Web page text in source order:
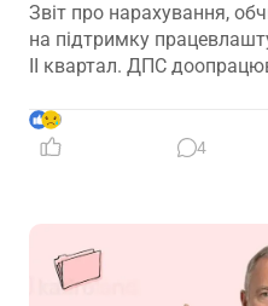
Звіт про нарахування,
на підтримку
ІІ квартал. ДПС
далі
9
4